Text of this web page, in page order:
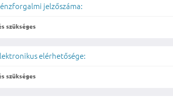
jelzőszáma:
szükséges
elérhetősége:
szükséges